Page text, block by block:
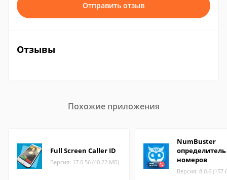
Отправить отзыв
Отзывы
Похожие приложения
Full Screen Caller ID
Версия: 17.0.56 (40.22 МБ)
NumBuster
определитель
номеров
Версия: 8.0.6